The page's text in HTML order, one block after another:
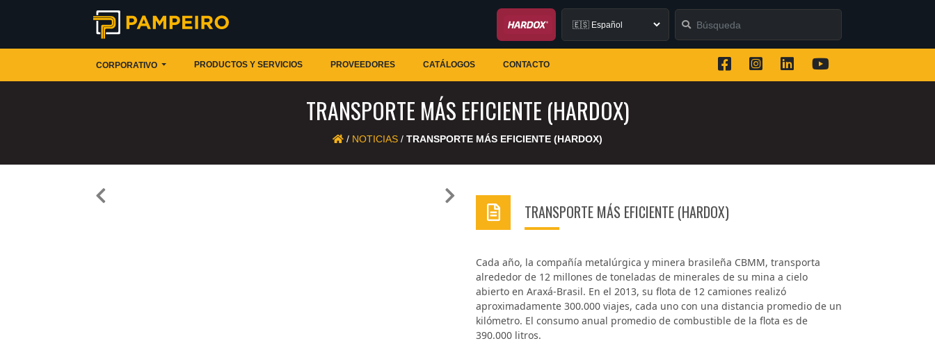
CORPORATIVO PRODUCTOS Y SERVICIOS PROVEEDORES CATÁLOGOS CONTACTO
TRANSPORTE MÁS EFICIENTE (HARDOX)
/ NOTICIAS / TRANSPORTE MÁS EFICIENTE (HARDOX)
Previous Next TRANSPORTE MÁS EFICIENTE (HARDOX)
Cada año, la compañía metalúrgica y minera brasileña CBMM, transporta
alrededor de 12 millones de toneladas de minerales de su mina a cielo
abierto en Araxá-Brasil. En el 2013, su flota de 12 camiones realizó
aproximadamente 300.000 viajes, cada uno con una distancia promedio de un
kilómetro. El consumo anual promedio de combustible de la flota es de
390.000 litros.